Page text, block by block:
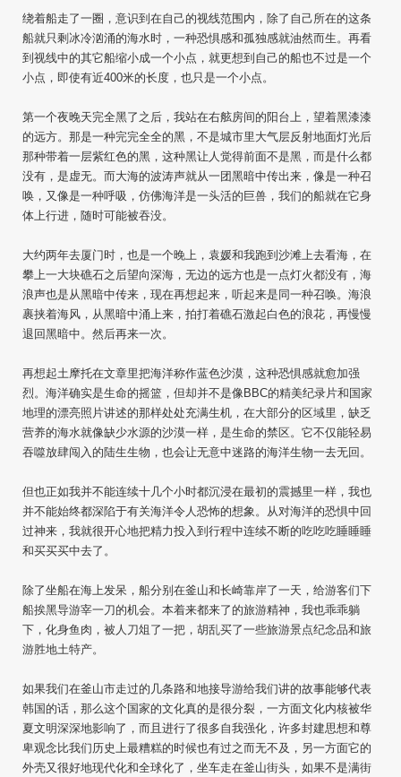
绕着船走了一圈，意识到在自己的视线范围内，除了自己所在的这条
船就只剩冰冷汹涌的海水时，一种恐惧感和孤独感就油然而生。再看
到视线中的其它船缩小成一个小点，就更想到自己的船也不过是一个
小点，即使有近400米的长度，也只是一个小点。
第一个夜晚天完全黑了之后，我站在右舷房间的阳台上，望着黑漆漆
的远方。那是一种完完全全的黑，不是城市里大气层反射地面灯光后
那种带着一层紫红色的黑，这种黑让人觉得前面不是黑，而是什么都
没有，是虚无。而大海的波涛声就从一团黑暗中传出来，像是一种召
唤，又像是一种呼吸，仿佛海洋是一头活的巨兽，我们的船就在它身
体上行进，随时可能被吞没。
大约两年去厦门时，也是一个晚上，袁媛和我跑到沙滩上去看海，在
攀上一大块礁石之后望向深海，无边的远方也是一点灯火都没有，海
浪声也是从黑暗中传来，现在再想起来，听起来是同一种召唤。海浪
裹挟着海风，从黑暗中涌上来，拍打着礁石激起白色的浪花，再慢慢
退回黑暗中。然后再来一次。
再想起土摩托在文章里把海洋称作蓝色沙漠，这种恐惧感就愈加强
烈。海洋确实是生命的摇篮，但却并不是像BBC的精美纪录片和国家
地理的漂亮照片讲述的那样处处充满生机，在大部分的区域里，缺乏
营养的海水就像缺少水源的沙漠一样，是生命的禁区。它不仅能轻易
吞噬放肆闯入的陆生生物，也会让无意中迷路的海洋生物一去无回。
但也正如我并不能连续十几个小时都沉浸在最初的震撼里一样，我也
并不能始终都深陷于有关海洋令人恐怖的想象。从对海洋的恐惧中回
过神来，我就很开心地把精力投入到行程中连续不断的吃吃吃睡睡睡
和买买买中去了。
除了坐船在海上发呆，船分别在釜山和长崎靠岸了一天，给游客们下
船挨黑导游宰一刀的机会。本着来都来了的旅游精神，我也乖乖躺
下，化身鱼肉，被人刀俎了一把，胡乱买了一些旅游景点纪念品和旅
游胜地土特产。
如果我们在釜山市走过的几条路和地接导游给我们讲的故事能够代表
韩国的话，那么这个国家的文化真的是很分裂，一方面文化内核被华
夏文明深深地影响了，而且进行了很多自我强化，许多封建思想和尊
卑观念比我们历史上最糟糕的时候也有过之而无不及，另一方面它的
外壳又很好地现代化和全球化了，坐车走在釜山街头，如果不是满街